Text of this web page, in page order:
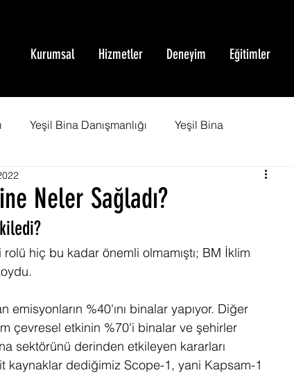
Kurumsal Hizmetler Deneyim Eğitimler
Yeşil Bina Danışmanlığı Yeşil Bina
BREEAM Sertifikası
Bina
Enerji LEED Sıfır Atık LEED Sıfır Karbon
Neler Sağladı?
hiç bu kadar önemli olmamıştı; BM İklim
%40'ını binalar yapıyor. Diğer
çevresel etkinin %70'i binalar ve şehirler
sektörünü derinden etkileyen kararları
kaynaklar dediğimiz Scope-1, yani Kapsam-1